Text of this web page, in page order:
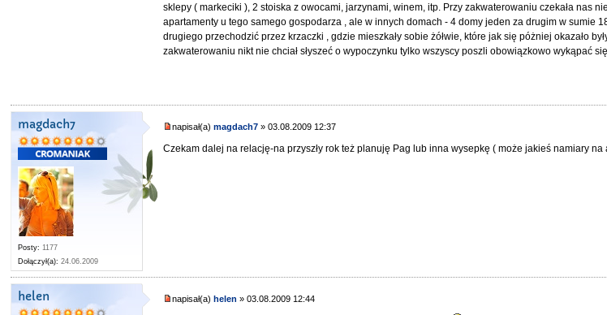
sklepy ( markeciki ), 2 stoiska z owocami, jarzynami, winem, itp. Przy zakwaterowaniu czekała nas
apartamenty u tego samego gospodarza , ale w innych domach - 4 domy jeden za drugim w sumie
drugiego przechodzić przez krzaczki , gdzie mieszkały sobie żółwie, które jak się póżniej okazało
zakwaterowaniu nikt nie chciał słyszeć o wypoczynku tylko wszyscy poszli obowiązkowo wykąpać
magdach7
Posty: 1177
Dołączył(a): 24.06.2009
napisał(a)magdach7 » 03.08.2009 12:37
Czekam dalej na relację-na przyszły rok też planuję Pag lub inna wysepkę ( może jakieś namiary na
helen napisał(a) helen » 03.08.2009 12:44